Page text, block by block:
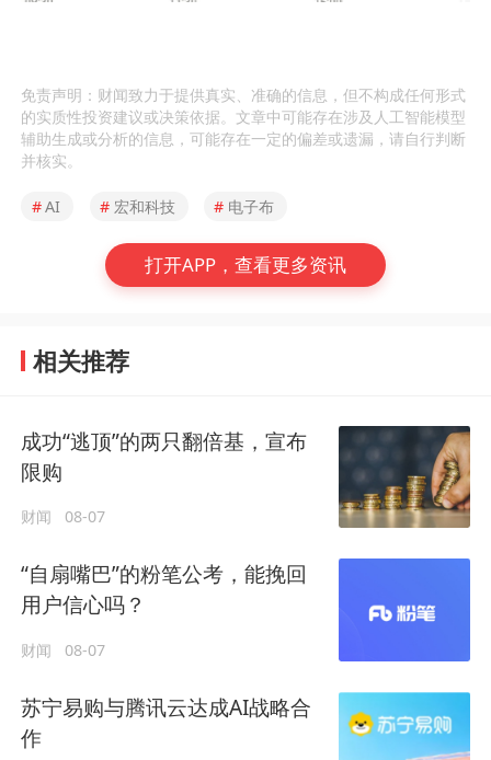
免责声明：财闻致力于提供真实、准确的信息，但不构成任何形式
的实质性投资建议或决策依据。文章中可能存在涉及人工智能模型
辅助生成或分析的信息，可能存在一定的偏差或遗漏，请自行判断
并核实。
#AI # 宏和科技 # 电子布
打开APP，查看更多资讯
相关推荐
成功“逃顶”的两只翻倍基，宣布
限购
财闻 08-07
“自扇嘴巴”的粉笔公考，能挽回
用户信心吗？
财闻 08-07
苏宁易购与腾讯云达成AI战略合
作